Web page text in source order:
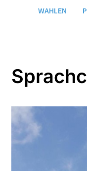
WAHLEN